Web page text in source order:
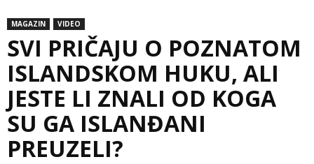
MAGAZIN VIDEO
SVI PRIČAJU O POZNATOM
ISLANDSKOM HUKU, ALI
JESTE LI ZNALI OD KOGA
SU GA ISLANĐANI
PREUZELI?